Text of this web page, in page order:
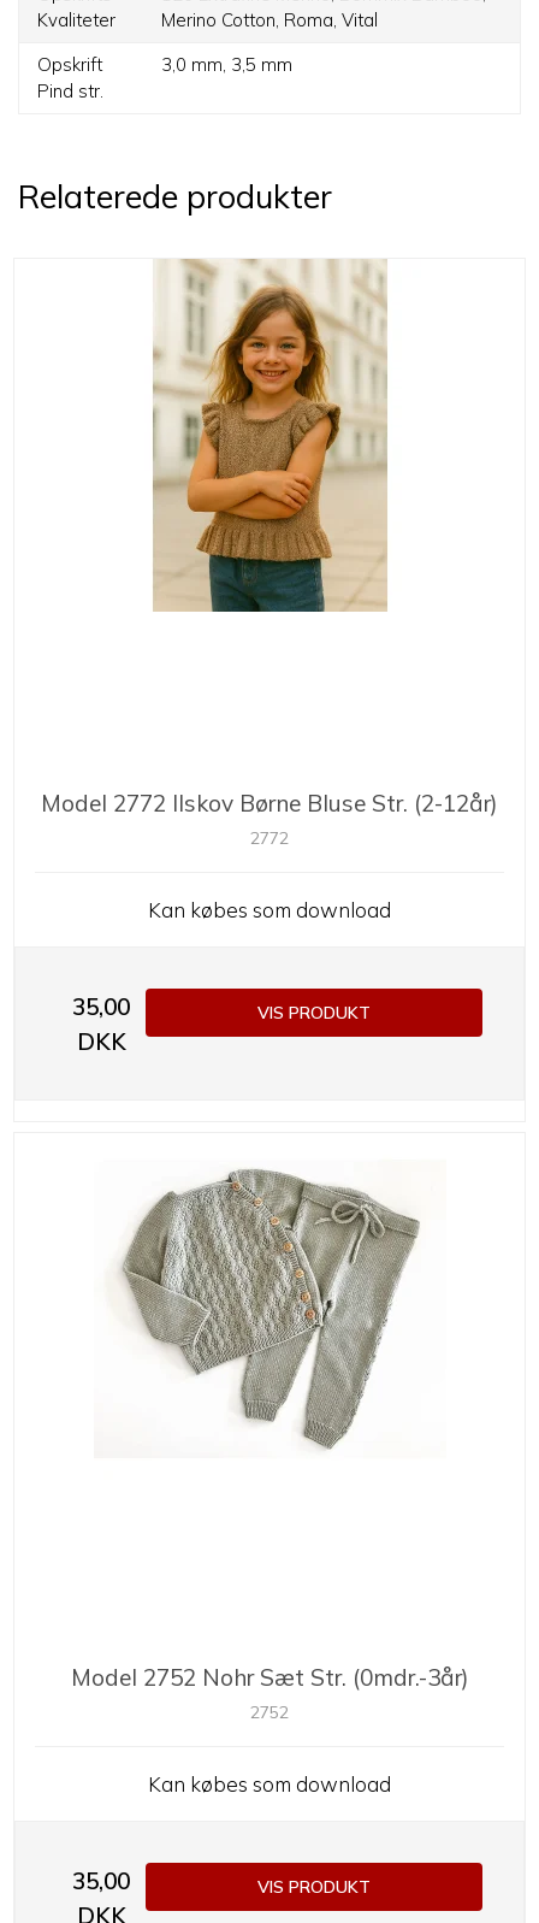
Kvaliteter
Merino Cotton, Roma, Vital
Opskrift
Pind str.
3,0 mm, 3,5 mm
Relaterede produkter
Model 2772 Ilskov Børne Bluse Str. (2-12år)
2772
Kan købes som download
35,00
DKK
VIS PRODUKT
Model 2752 Nohr Sæt Str. (0mdr.-3år)
2752
Kan købes som download
35,00
DKK
VIS PRODUKT